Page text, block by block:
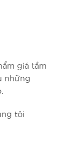
giá tầm
những
tôi